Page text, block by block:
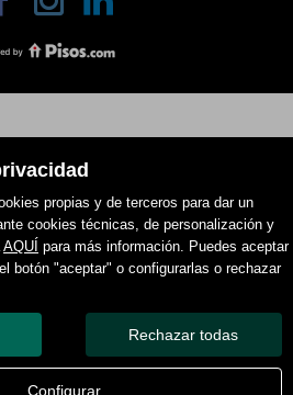
propias y de terceros para dar un
cookies técnicas, de personalización y
AQUÍ para más información. Puedes aceptar
botón "aceptar" o configurarlas o rechazar
Rechazar todas
Configurar